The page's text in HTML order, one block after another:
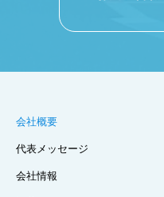
会社概要
代表メッセージ
会社情報